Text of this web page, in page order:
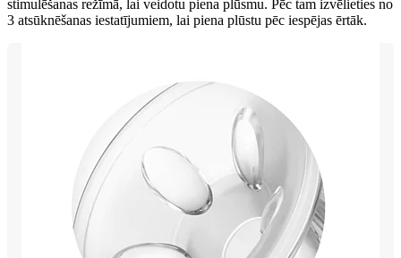
stimulēšanas režīmā, lai veidotu piena plūsmu. Pēc tam izvēlieties no
3 atsūknēšanas iestatījumiem, lai piena plūstu pēc iespējas ērtāk.